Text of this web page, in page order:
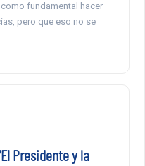
fundamental hacer
pero que eso no se
Presidente y la